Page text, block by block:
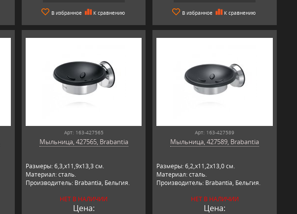
В избранное К сравнению В избранное К сравнению
Арт: 163-427565
Мыльница, 427565, Brabantia
Размеры: 6,3,х11,9х13,3 см.
Материал: сталь.
Производитель: Brabantia, Бельгия.
НЕТ В НАЛИЧИИ
Цена:
Арт: 163-427589
Мыльница, 427589, Brabantia
Размеры: 6,2,х11,2х13,0 см.
Материал: сталь.
Производитель: Brabantia, Бельгия.
НЕТ В НАЛИЧИИ
Цена: